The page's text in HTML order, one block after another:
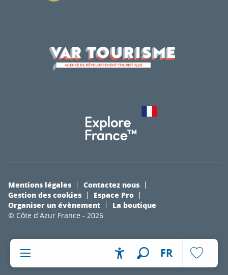
AccessibilitéVoir les
Recherche
FR
© Côte d'Azur France - 2026
Mentions légales
Contactez nous
Gestion des cookies
Espace Pro
Organiser un évènement
La boutique